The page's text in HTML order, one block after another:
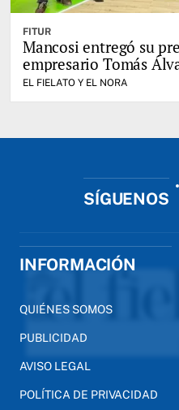
FITUR
Mancosi entregó su
empresario Tomás
EL FIELATO Y EL NORA
SÍGUENOS
INFORMACIÓN
QUIÉNES SOMOS
PUBLICIDAD
AVISO LEGAL
POLÍTICA DE PRIVACIDAD